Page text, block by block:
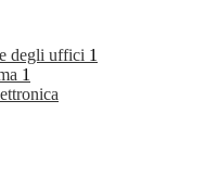
degli uffici 1
1